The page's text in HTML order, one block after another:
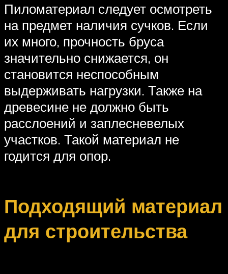
Пиломатериал следует осмотреть
на предмет наличия сучков. Если
их много, прочность бруса
значительно снижается, он
становится неспособным
выдерживать нагрузки. Также на
древесине не должно быть
расслоений и заплесневелых
участков. Такой материал не
годится для опор.
Подходящий материал
для строительства